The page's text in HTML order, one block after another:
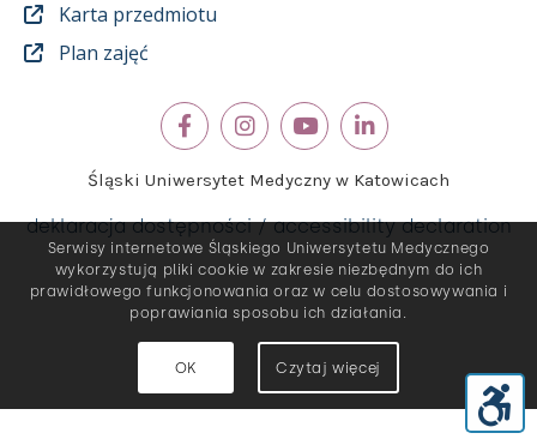
Karta przedmiotu
Plan zajęć
Śląski Uniwersytet Medyczny w Katowicach
deklaracja dostępności / accessibility declaration
Serwisy internetowe Śląskiego Uniwersytetu Medycznego
wykorzystują pliki cookie w zakresie niezbędnym do ich
prawidłowego funkcjonowania oraz w celu dostosowywania i
poprawiania sposobu ich działania.
OK Czytaj więcej